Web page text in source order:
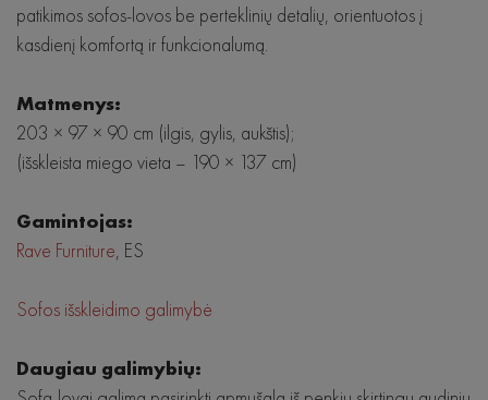
patikimos sofos-lovos be perteklinių detalių, orientuotos į
kasdienį komfortą ir funkcionalumą.
Matmenys:
203 × 97 × 90 cm (ilgis, gylis, aukštis);
(išskleista miego vieta – 190 × 137 cm)
Gamintojas:
Rave Furniture, ES
Sofos išskleidimo galimybė
Daugiau galimybių: